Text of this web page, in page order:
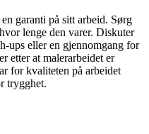
garanti på sitt arbeid. Sørg
lenge den varer. Diskuter
ups eller en gjennomgang for
etter at malerarbeidet er
for kvaliteten på arbeidet
trygghet.